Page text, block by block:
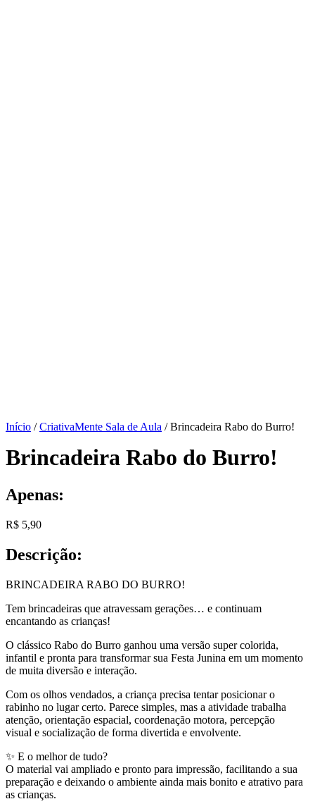
Início /CriativaMente Sala de Aula / Brincadeira Rabo do Burro!
Brincadeira Rabo do Burro!
Apenas:
R$ 5,90
Descrição:
BRINCADEIRA RABO DO BURRO!
Tem brincadeiras que atravessam gerações… e continuam
encantando as crianças!
O clássico Rabo do Burro ganhou uma versão super colorida,
infantil e pronta para transformar sua Festa Junina em um momento
de muita diversão e interação.
Com os olhos vendados, a criança precisa tentar posicionar o
rabinho no lugar certo. Parece simples, mas a atividade trabalha
atenção, orientação espacial, coordenação motora, percepção
visual e socialização de forma divertida e envolvente.
✨ E o melhor de tudo?
O material vai ampliado e pronto para impressão, facilitando a sua
preparação e deixando o ambiente ainda mais bonito e atrativo para
as crianças.